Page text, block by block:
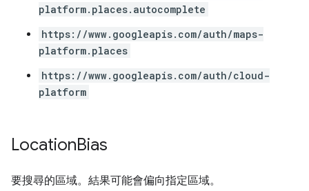
platform.places.autocomplete
https://www.googleapis.com/auth/maps-
platform.places
https://www.googleapis.com/auth/cloud-
platform
LocationBias
要搜尋的區域。結果可能會偏向指定區域。